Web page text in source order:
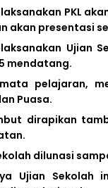
PKL
akan presentasi
Ujian
mendatang.
pelajaran,
Puasa.
dirapikan
dilunasi
Ujian Sekolah